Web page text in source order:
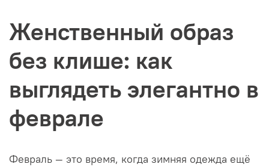
Женственный образ
без клише: как
выглядеть элегантно в
феврале
Февраль — это время, когда зимняя одежда ещё